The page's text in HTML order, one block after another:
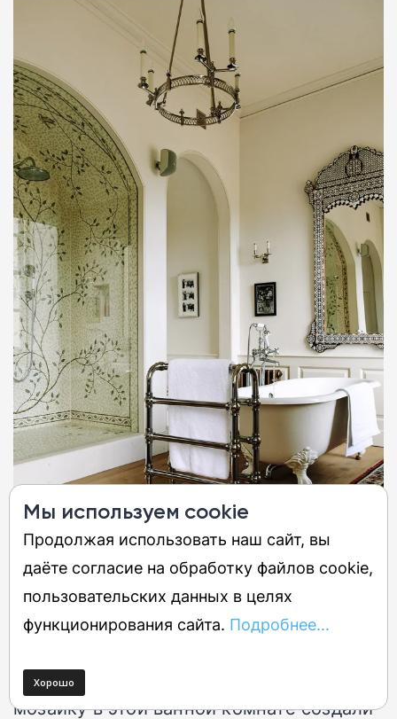
Этот величественный дом, который
стоит в утопающей в цветах долине,
статусу яркую душевую. Потрясающую
мозаику в этой ванной комнате создали
Мы используем cookie
Продолжая использовать наш сайт, вы
даёте согласие на обработку файлов cookie,
пользовательских данных в целях
функционирования сайта. Подробнее...